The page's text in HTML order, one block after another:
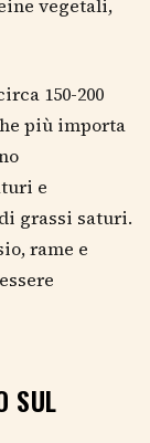
vegetali,
150-200
più importa
e
grassi saturi.
rame e
SUL